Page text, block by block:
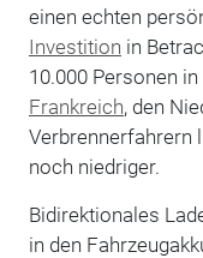
einen echten
Investition in
10.000 Personen
Frankreich, den
Verbrennerfahrern
noch niedriger.
Bidirektionales
in den